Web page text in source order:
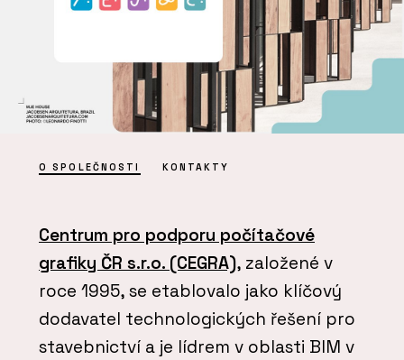
O SPOLEČNOSTI KONTAKTY
Centrum pro podporu počítačové
grafiky ČR s.r.o. (CEGRA), založené v
roce 1995, se etablovalo jako klíčový
dodavatel technologických řešení pro
stavebnictví a je lídrem v oblasti BIM v